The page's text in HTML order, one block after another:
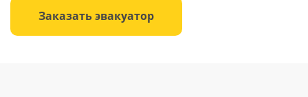
Заказать эвакуатор